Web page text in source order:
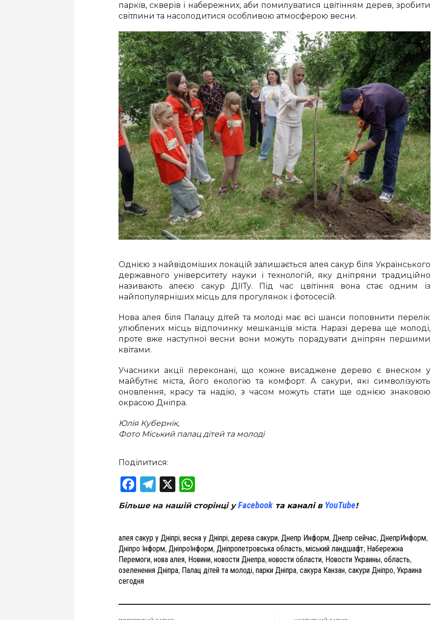
парків, скверів і набережних, аби помилуватися цвітінням дерев, зробити
світлини та насолодитися особливою атмосферою весни.
Однією з найвідоміших локацій залишається алея сакур біля Українського
державного університету науки і технологій, яку дніпряни традиційно
називають алеєю сакур ДІІТу. Під час цвітіння вона стає одним із
найпопулярніших місць для прогулянок і фотосесій.
Нова алея біля Палацу дітей та молоді має всі шанси поповнити перелік
улюблених місць відпочинку мешканців міста. Наразі дерева ще молоді,
проте вже наступної весни вони можуть порадувати дніпрян першими
квітами.
Учасники акції переконані, що кожне висаджене дерево є внеском у
майбутнє міста, його екологію та комфорт. А сакури, які символізують
оновлення, красу та надію, з часом можуть стати ще однією знаковою
окрасою Дніпра.
Юлія Кубернік,
Фото Міський палац дітей та молоді
Поділитися:
Facebook
Telegram
X
Більше на нашій сторінці уFacebook та каналі в YouTube!
алея сакур у Дніпрі, весна у Дніпрі, дерева сакури, Днепр Информ, Днепр сейчас, ДнепрИнформ,
Дніпро Інформ, ДніпроІнформ, Дніпропетровська область, міський ландшафт, Набережна
Перемоги, нова алея, Новини, новости Днепра, новости области, Новости Украины, область,
озеленення Дніпра, Палац дітей та молоді, парки Дніпра, сакура Канзан, сакури Дніпро, Украина
сегодня